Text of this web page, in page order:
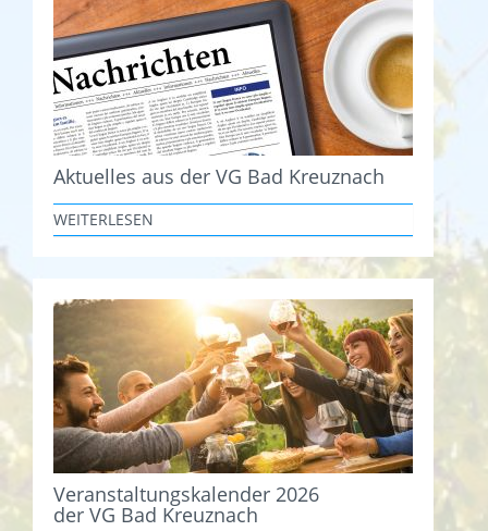
Aktuelles aus der VG Bad Kreuznach
WEITERLESEN
Veranstaltungskalender 2026
der VG Bad Kreuznach